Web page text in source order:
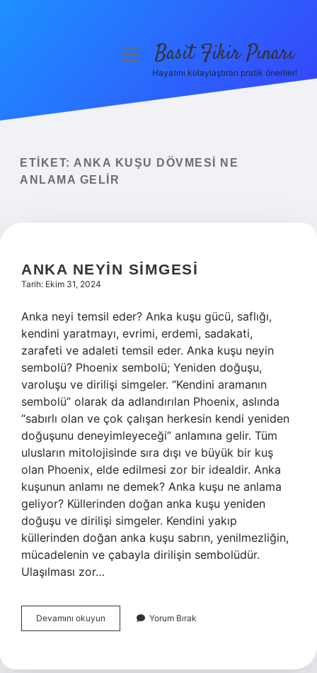
Yasal Uyarı
menüyüBasit Fikir Pınarı
Hayatını kolaylaştıran pratik öneriler!
ETIKET: ANKA KUŞU DÖVMESI NE
ANLAMA GELIR
ANKA NEYIN SIMGESI
Tarih: Ekim 31, 2024
Anka neyi temsil eder? Anka kuşu gücü, saflığı,
kendini yaratmayı, evrimi, erdemi, sadakati,
zarafeti ve adaleti temsil eder. Anka kuşu neyin
sembolü? Phoenix sembolü; Yeniden doğuşu,
varoluşu ve dirilişi simgeler. “Kendini aramanın
sembolü” olarak da adlandırılan Phoenix, aslında
“sabırlı olan ve çok çalışan herkesin kendi yeniden
doğuşunu deneyimleyeceği” anlamına gelir. Tüm
ulusların mitolojisinde sıra dışı ve büyük bir kuş
olan Phoenix, elde edilmesi zor bir idealdir. Anka
kuşunun anlamı ne demek? Anka kuşu ne anlama
geliyor? Küllerinden doğan anka kuşu yeniden
doğuşu ve dirilişi simgeler. Kendini yakıp
küllerinden doğan anka kuşu sabrın, yenilmezliğin,
mücadelenin ve çabayla dirilişin sembolüdür.
Ulaşılması zor…
Devamını okuyun
Neyin
Yorum Bırak